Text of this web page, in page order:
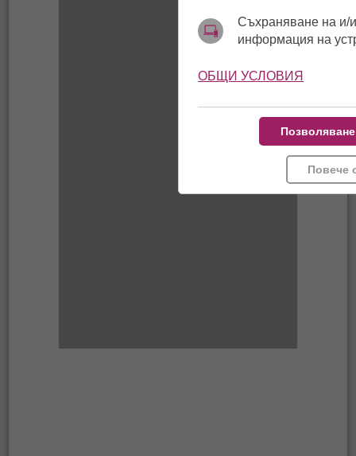
Съхраняване на и/
информация на
ОБЩИ УСЛОВИЯ
Повече